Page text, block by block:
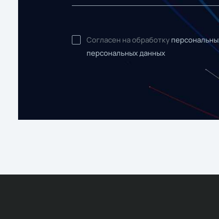
Согласен на обработку
персональных данных